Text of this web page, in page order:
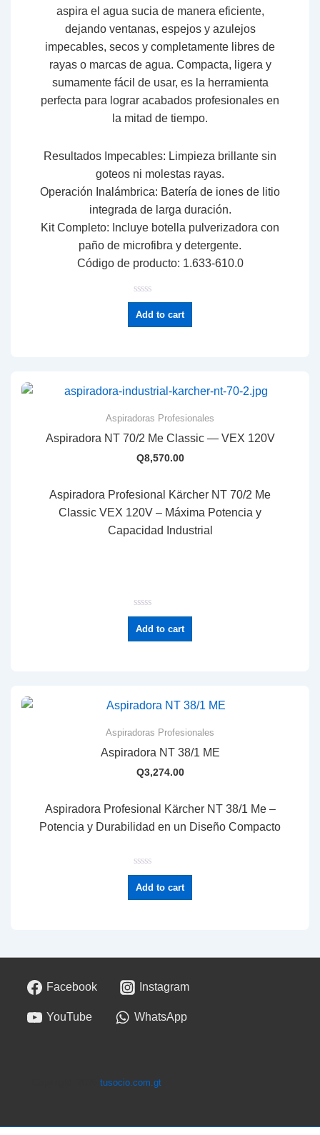
aspira el agua sucia de manera eficiente,
dejando ventanas, espejos y azulejos
impecables, secos y completamente libres de
rayas o marcas de agua. Compacta, ligera y
sumamente fácil de usar, es la herramienta
perfecta para lograr acabados profesionales en
la mitad de tiempo.
Resultados Impecables: Limpieza brillante sin
goteos ni molestas rayas.
Operación Inalámbrica: Batería de iones de litio
integrada de larga duración.
Kit Completo: Incluye botella pulverizadora con
paño de microfibra y detergente.
Código de producto: 1.633-610.0
R
a
t
e
o
f
Add to cart
Aspiradoras Profesionales
Aspiradora NT 70/2 Me Classic — VEX 120V
Q8,570.00
Aspiradora Profesional Kärcher NT 70/2 Me
Classic VEX 120V – Máxima Potencia y
Capacidad Industrial
R
a
t
e
f
Add to cart
Aspiradoras Profesionales
Aspiradora NT 38/1 ME
Q3,274.00
Aspiradora Profesional Kärcher NT 38/1 Me –
Potencia y Durabilidad en un Diseño Compacto
R
a
t
e
o
Add to cart
Facebook Instagram
YouTube WhatsApp
tusocio.com.gt